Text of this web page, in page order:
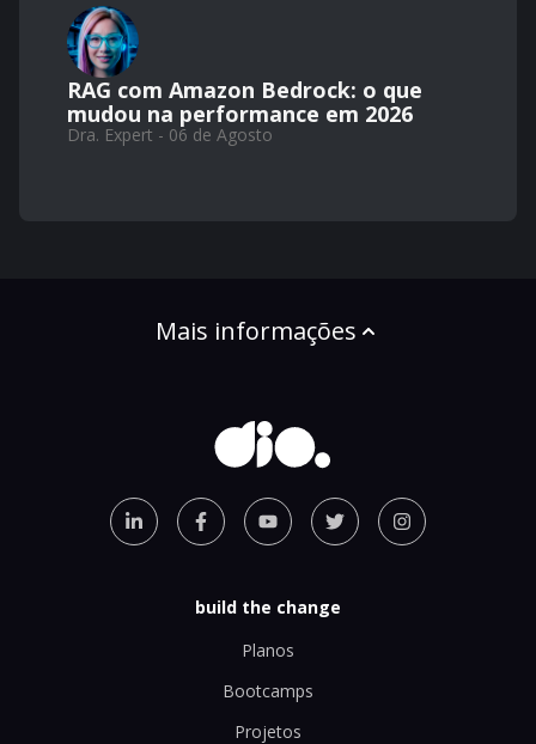
RAG com Amazon Bedrock: o que
mudou na performance em 2026
Dra. Expert - 06 de Agosto
Mais informações
build the change
Planos
Bootcamps
Projetos